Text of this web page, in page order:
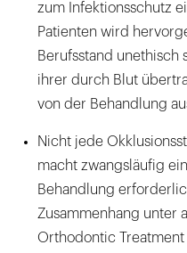
zum Infektionsschutz
Patienten wird
Berufsstand unethisch
ihrer durch Blut
von der Behandlung
Nicht jede
macht zwangsläufig
Behandlung
Zusammenhang unter
Orthodontic Treatment